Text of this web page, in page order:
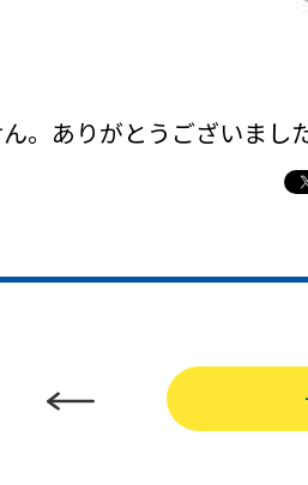
。ありがとうございました